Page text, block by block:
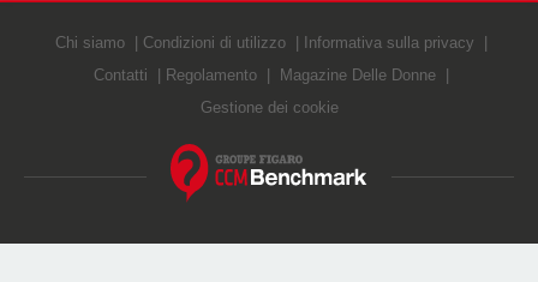
Chi siamo Condizioni di utilizzo
Informativa sulla privacy
Contatti
Regolamento
Magazine Delle Donne
Gestione dei cookie